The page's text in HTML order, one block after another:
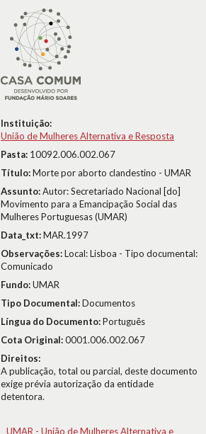
Instituição:
União de Mulheres Alternativa e Resposta
Pasta: 10092.006.002.067
Título:Morte por aborto clandestino - UMAR
Assunto:Autor: Secretariado Nacional [do]
Movimento para a Emancipação Social das
Mulheres Portuguesas (UMAR)
Data_txt:MAR.1997
Observações:Local: Lisboa - Tipo documental:
Comunicado
Fundo:UMAR
Tipo Documental:Documentos
Língua do Documento:Português
Cota Original:0001.006.002.067
Direitos:
A publicação, total ou parcial, deste documento
exige prévia autorização da entidade
detentora.
UMAR - União de Mulheres Alternativa e